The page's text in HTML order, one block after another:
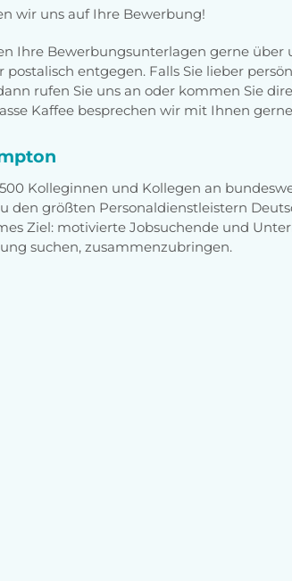
wir uns auf Ihre Bewerbung!
Ihre Bewerbungsunterlagen gerne über
postalisch entgegen. Falls Sie lieber
rufen Sie uns an oder kommen Sie
Kaffee besprechen wir mit Ihnen
Kolleginnen und Kollegen an
den größten Personaldienstleistern
Ziel: motivierte Jobsuchende und
suchen, zusammenzubringen.